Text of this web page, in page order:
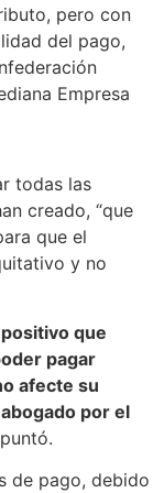
pero con
del pago,
Empresa
todas las
creado, “que
que el
y no
que
pagar
afecte su
por el
de pago, debido